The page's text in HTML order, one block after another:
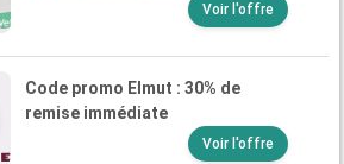
Voir l'offre
Code promo Elmut : 30% de
remise immédiate
Voir l'offre